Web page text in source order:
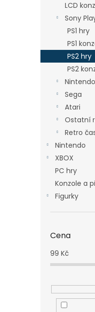
e
l
LCD
Sony
PS1 hry
PS1
PS2 hry
PS2
Nintendo
Sega
Atari
Ostatní
Retro
Nintendo
XBOX
PC hry
Konzole a
Figurky
Cena
99 Kč